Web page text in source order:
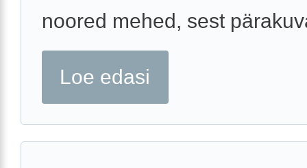
noored mehed, sest
Loe edasi